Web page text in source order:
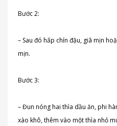
Bước 2:
– Sau đó hấp chín đậu, giã mịn
mịn.
Bước 3:
– Đun nóng hai thìa dầu ăn, phi
xào khô, thêm vào một thìa nhỏ